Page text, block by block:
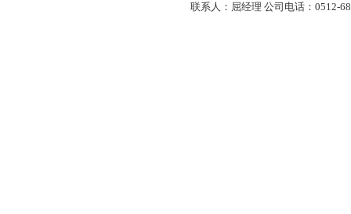
联系人：屈经理 公司电话：0512-